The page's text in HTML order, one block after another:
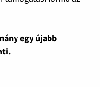
egy újabb